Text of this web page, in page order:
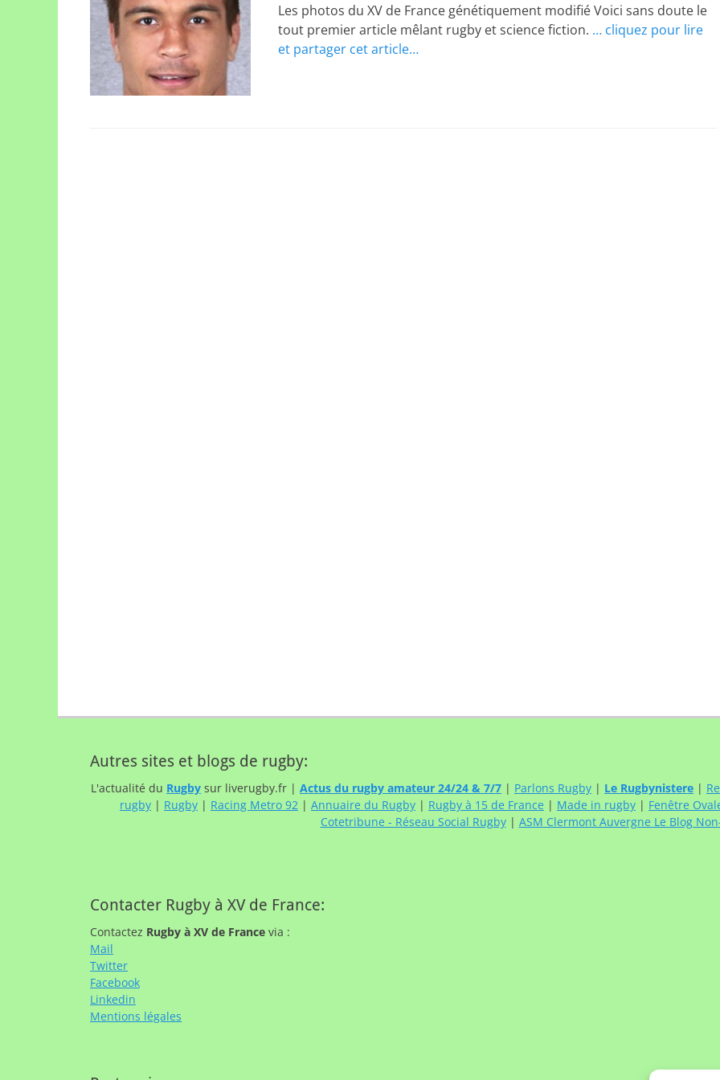
Les photos du XV de France génétiquement modifié Voici sans doute le
tout premier article mêlant rugby et science fiction. … cliquez pour lire
et partager cet article…
Autres sites et blogs de rugby:
L'actualité du Rugby sur liverugby.fr | Actus du rugby amateur 24/24 & 7/7 | Parlons Rugby | Le Rugbynistere |
rugby | Rugby | Racing Metro 92 | Annuaire du Rugby | Rugby à 15 de France | Made in rugby | Fenêtre
Cotetribune - Réseau Social Rugby| ASM Clermont Auvergne Le Blog
Contacter Rugby à XV de France:
Contactez Rugby à XV de France via :
Mail
Twitter
Facebook
Linkedin
Mentions légales